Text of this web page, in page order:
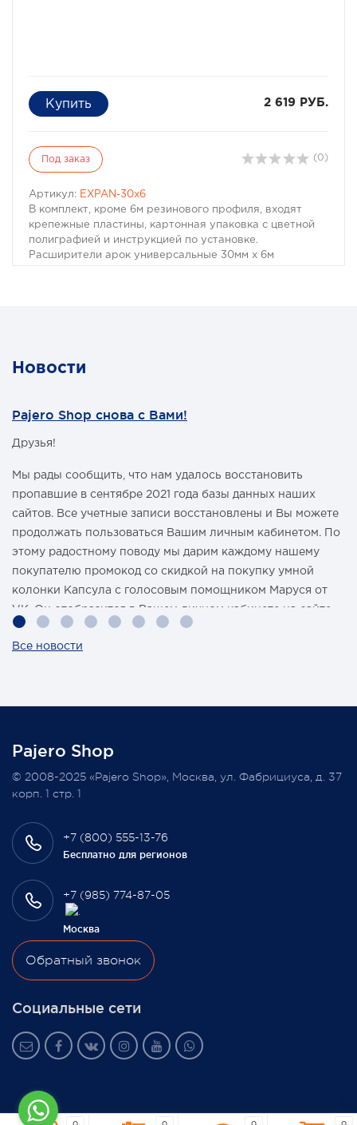
2 619 РУБ.
Под заказ (0)
Артикул: EXPAN-30x6
В комплект, кроме 6м резинового профиля, входят
крепежные пластины, картонная упаковка с цветной
полиграфией и инструкцией по установке.
Расширители арок универсальные 30мм х 6м
Новости
Pajero Shop снова с Вами!
Друзья!
Мы рады сообщить, что нам удалось восстановить
пропавшие в сентябре 2021 года базы данных наших
сайтов. Все учетные записи восстановлены и Вы можете
продолжать пользоваться Вашим личным кабинетом. По
этому радостному поводу мы дарим каждому нашему
покупателю промокод со скидкой на покупку умной
колонки Капсула с голосовым помощником Маруся от
VK. Он отобразится в Вашем личном кабинете на сайте
магазина Pajero Shop 14 февраля.
Всегда Ваш, Pajero Shop
3 февраля 2022
Все новости
Pajero Shop
+7 (800) 555-13-76
Бесплатно для регионов
+7 (985) 774-87-05
Москва
Обратный звонок
Социальные сети
© 2008-2025 «Pajero Shop», Москва, ул. Фабрициуса, д. 37
корп. 1 стр. 1